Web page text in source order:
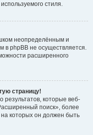
стиля.
неопределённым и
в phpBB не осуществляется.
расширенного
страницу!
результатов, которые веб-
поиск», более
которых он должен быть